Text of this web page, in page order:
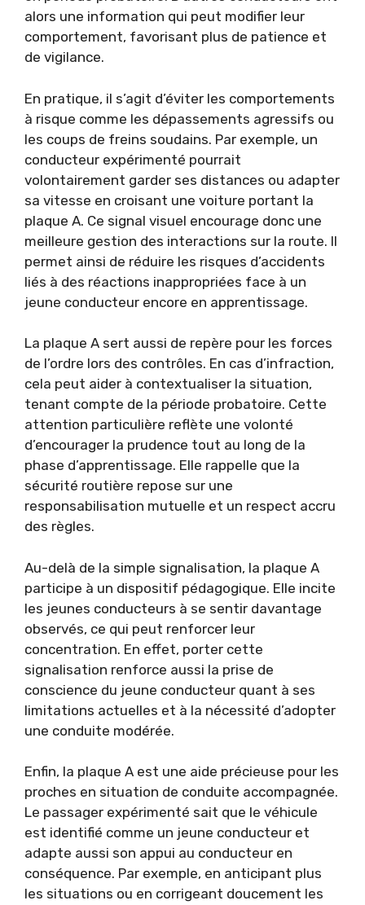
alors une information qui peut modifier leur
comportement, favorisant plus de patience et
de vigilance.
En pratique, il s’agit d’éviter les comportements
à risque comme les dépassements agressifs ou
les coups de freins soudains. Par exemple, un
conducteur expérimenté pourrait
volontairement garder ses distances ou adapter
sa vitesse en croisant une voiture portant la
plaque A. Ce signal visuel encourage donc une
meilleure gestion des interactions sur la route. Il
permet ainsi de réduire les risques d’accidents
liés à des réactions inappropriées face à un
jeune conducteur encore en apprentissage.
La plaque A sert aussi de repère pour les forces
de l’ordre lors des contrôles. En cas d’infraction,
cela peut aider à contextualiser la situation,
tenant compte de la période probatoire. Cette
attention particulière reflète une volonté
d’encourager la prudence tout au long de la
phase d’apprentissage. Elle rappelle que la
sécurité routière repose sur une
responsabilisation mutuelle et un respect accru
des règles.
Au-delà de la simple signalisation, la plaque A
participe à un dispositif pédagogique. Elle incite
les jeunes conducteurs à se sentir davantage
observés, ce qui peut renforcer leur
concentration. En effet, porter cette
signalisation renforce aussi la prise de
conscience du jeune conducteur quant à ses
limitations actuelles et à la nécessité d’adopter
une conduite modérée.
Enfin, la plaque A est une aide précieuse pour les
proches en situation de conduite accompagnée.
Le passager expérimenté sait que le véhicule
est identifié comme un jeune conducteur et
adapte aussi son appui au conducteur en
conséquence. Par exemple, en anticipant plus
les situations ou en corrigeant doucement les